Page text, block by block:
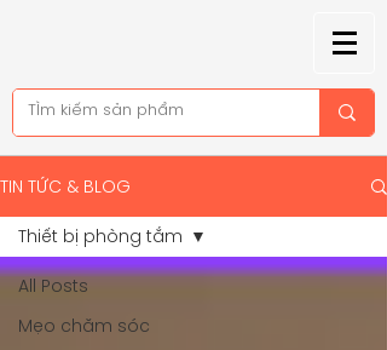
TIN TỨC & BLOG
All Posts
Mẹo chăm sóc
Thiết bị phòng tắm